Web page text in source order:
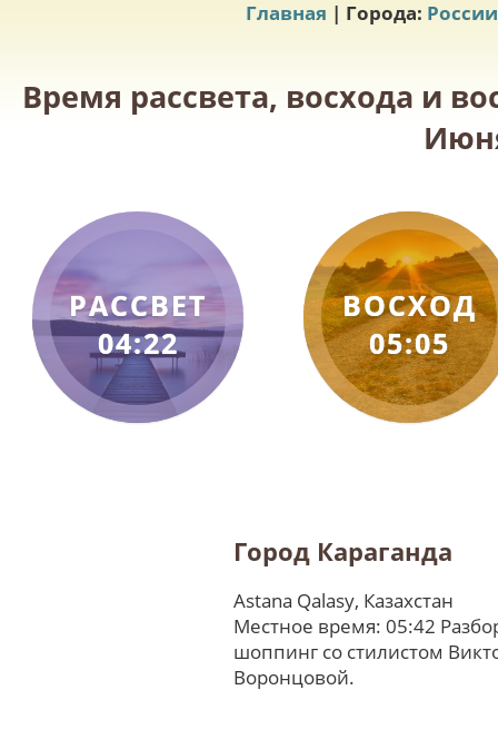
Главная | Города: России
Время рассвета, восхода и
РАССВЕТ
04:22
ВОСХОД
05:05
Город Караганда
Astana Qalasy, Казахстан
Местное время: 05:42
шоппинг со стилистом
Воронцовой.